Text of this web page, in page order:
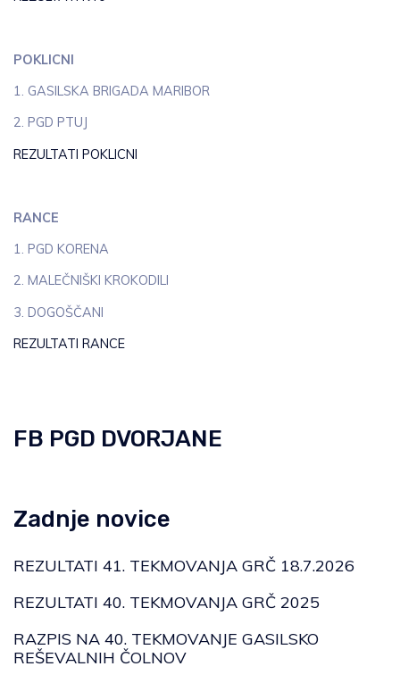
POKLICNI
1. GASILSKA BRIGADA MARIBOR
2. PGD PTUJ
REZULTATI POKLICNI
RANCE
1. PGD KORENA
2. MALEČNIŠKI KROKODILI
3. DOGOŠČANI
REZULTATI RANCE
FB PGD DVORJANE
Zadnje novice
REZULTATI 41. TEKMOVANJA GRČ 18.7.2026
REZULTATI 40. TEKMOVANJA GRČ 2025
RAZPIS NA 40. TEKMOVANJE GASILSKO
REŠEVALNIH ČOLNOV